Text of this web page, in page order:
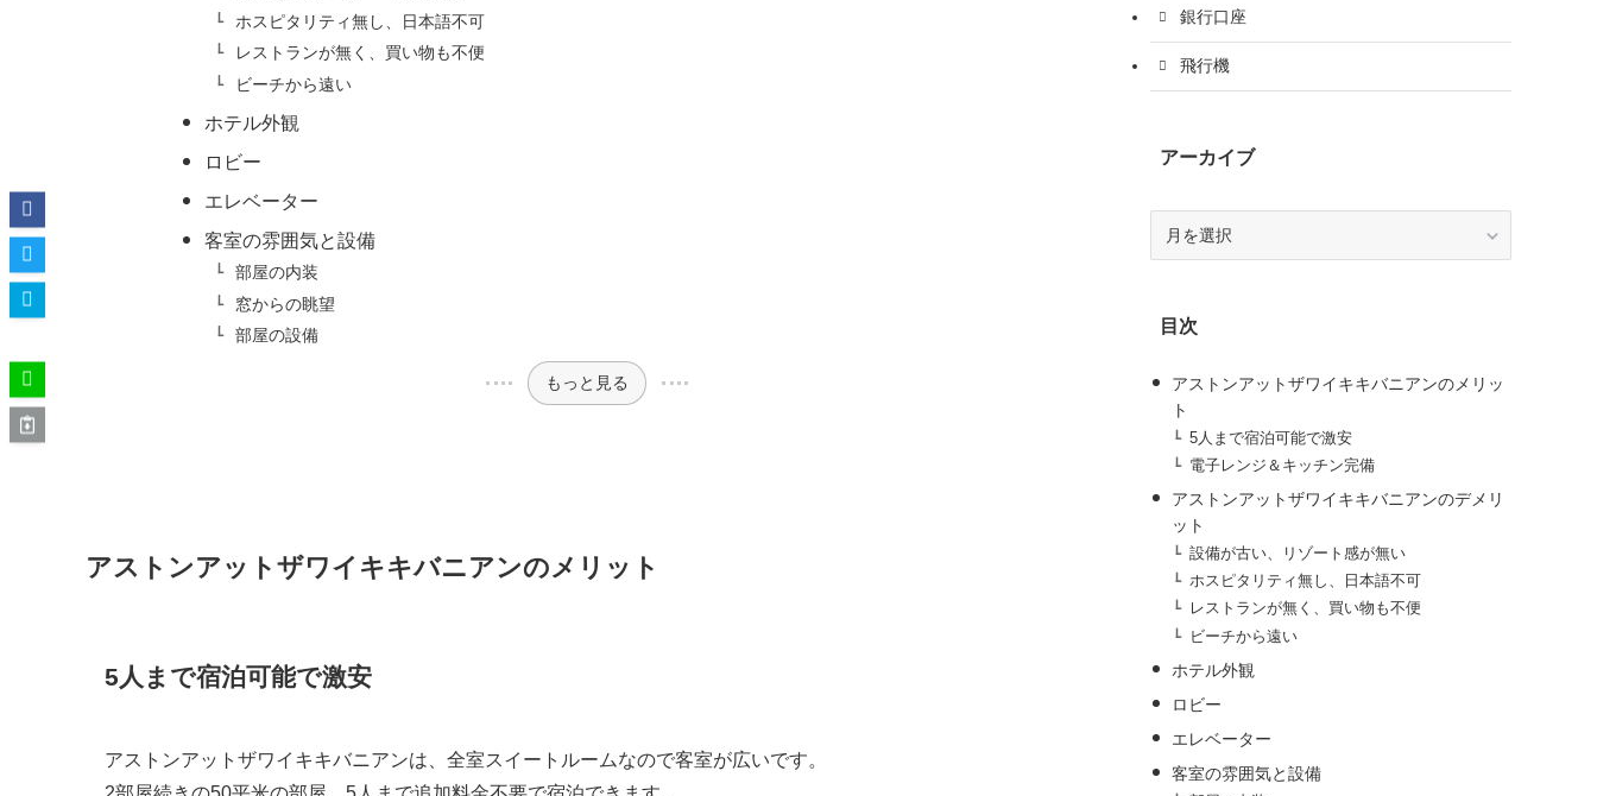
ホスピタリティ無し、日本語不可
レストランが無く、買い物も不便
ビーチから遠い
ホテル外観
ロビー
エレベーター
客室の雰囲気と設備
部屋の内装
窓からの眺望
部屋の設備
もっと見る
アストンアットザワイキキバニアンのメリット
5人まで宿泊可能で激安
アストンアットザワイキキバニアンは、全室スイートルームなので客室が広いです。
銀行口座
飛行機
アーカイブ
ブ目次
アストンアットザワイキキバニアンのメリッ
ト
5人まで宿泊可能で激安
電子レンジ＆キッチン完備
アストンアットザワイキキバニアンのデメリ
ット
設備が古い、リゾート感が無い
ホスピタリティ無し、日本語不可
レストランが無く、買い物も不便
ビーチから遠い
ホテル外観
ロビー
エレベーター
客室の雰囲気と設備